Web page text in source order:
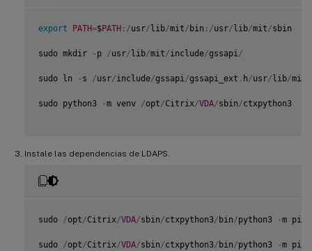
export PATH=$PATH : /usr/lib/mit/ bin : /usr/lib/mit/sbin
sudo mkdir - p /usr/lib/mit/include/gssapi /
sudo ln - s /usr/include/gssapi /gssapi_ext . h/usr/lib/mit
sudo python3 -m venv /opt/Citrix/VDA/sbin/ctxpython3
Instale las dependencias de LDAPS.
sudo /opt/Citrix/VDA/sbin/ctxpython3/ bin/python3 -m
sudo /opt/Citrix/VDA/sbin/ctxpython3/ bin/python3 -m